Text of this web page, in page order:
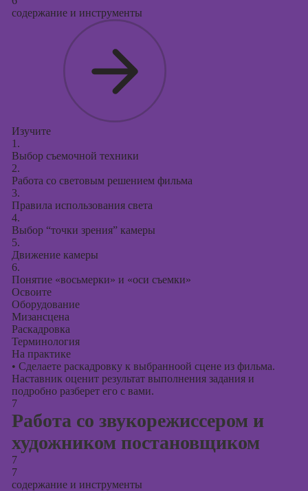
содержание и инструменты
Изучите
1.
Выбор съемочной техники
2.
Работа со световым решением фильма
3.
Правила использования света
4.
Выбор “точки зрения” камеры
5.
Движение камеры
6.
Понятие «восьмерки» и «оси съемки»
Освоите
Оборудование
Мизансцена
Раскадровка
Терминология
На практике
• Сделаете раскадровку к выбранноой сцене из фильма.
Наставник оценит результат выполнения задания и
подробно разберет его с вами.
7
Работа со звукорежиссером и
художником постановщиком
7
7
содержание и инструменты